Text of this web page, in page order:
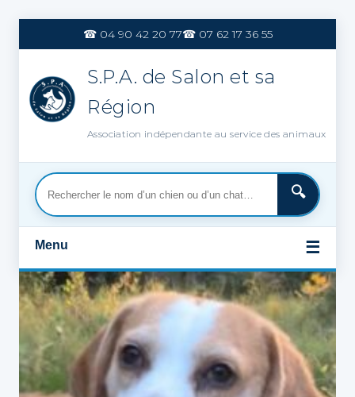
contenu
☎ 04 90 42 20 77☎ 07 62 17 36 55
S.P.A. de Salon et sa
Région
Association indépendante au service des animaux
Menu ☰